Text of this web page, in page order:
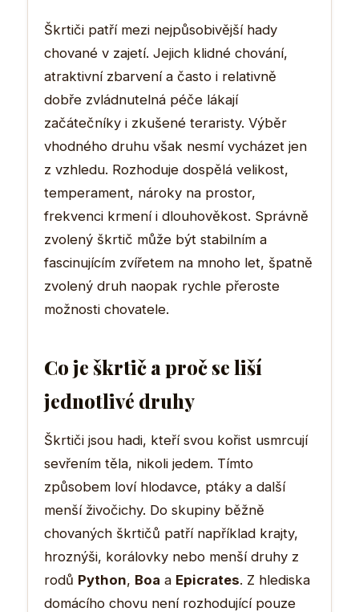
Škrtiči patří mezi nejpůsobivější hady
chované v zajetí. Jejich klidné chování,
atraktivní zbarvení a často i relativně
dobře zvládnutelná péče lákají
začátečníky i zkušené teraristy. Výběr
vhodného druhu však nesmí vycházet jen
z vzhledu. Rozhoduje dospělá velikost,
temperament, nároky na prostor,
frekvenci krmení i dlouhověkost. Správně
zvolený škrtič může být stabilním a
fascinujícím zvířetem na mnoho let, špatně
zvolený druh naopak rychle přeroste
možnosti chovatele.
Co je škrtič a proč se liší
jednotlivé druhy
Škrtiči jsou hadi, kteří svou kořist usmrcují
sevřením těla, nikoli jedem. Tímto
způsobem loví hlodavce, ptáky a další
menší živočichy. Do skupiny běžně
chovaných škrtičů patří například krajty,
hroznýši, korálovky nebo menší druhy z
rodů Python, Boa a Epicrates. Z hlediska
domácího chovu není rozhodující pouze